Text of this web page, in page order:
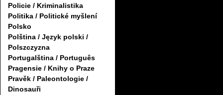
Policie / Kriminalistika
Politika / Politické myšlení
Polsko
Polština / Język polski /
Polszczyzna
Portugalština / Português
Pragensie / Knihy o Praze
Pravěk / Paleontologie /
Dinosauři